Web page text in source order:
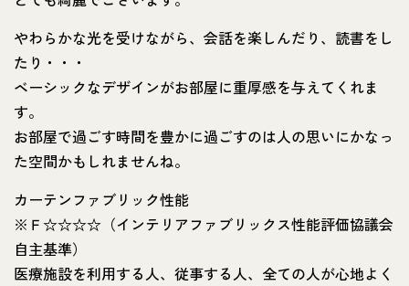
やわらかな光を受けながら、会話を楽しんだり、読書をし
たり・・・
ベーシックなデザインがお部屋に重厚感を与えてくれま
す。
お部屋で過ごす時間を豊かに過ごすのは人の思いにかなっ
た空間かもしれませんね。
カーテンファブリック性能
※Ｆ☆☆☆☆（インテリアファブリックス性能評価協議会
自主基準）
医療施設を利用する人、従事する人、全ての人が心地よく